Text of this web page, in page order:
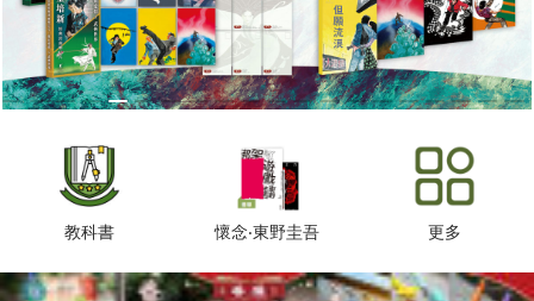
教科書 懷念‧東野圭吾 更多